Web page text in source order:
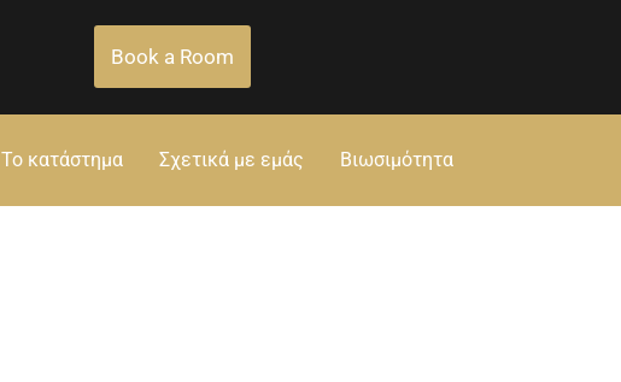
Book a Room
Το κατάστημα Σχετικά με εμάς Βιωσιμότητα